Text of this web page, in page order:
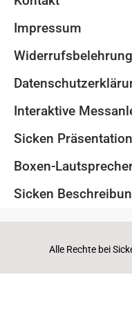
Impressum
Widerrufsbelehrung
Interaktive
Sicken
Boxen-
Sicken
Alle Rechte bei